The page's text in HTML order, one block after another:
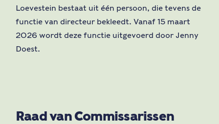
Loevestein bestaat uit één persoon, die tevens de
functie van directeur bekleedt. Vanaf 15 maart
2026 wordt deze functie uitgevoerd door Jenny
Doest.
Raad van Commissarissen